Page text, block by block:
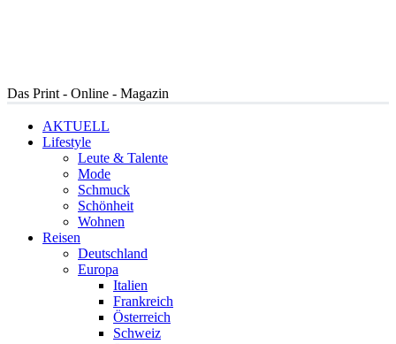
Das Print - Online - Magazin
AKTUELL
Lifestyle
Leute & Talente
Mode
Schmuck
Schönheit
Wohnen
Reisen
Deutschland
Europa
Italien
Frankreich
Österreich
Schweiz